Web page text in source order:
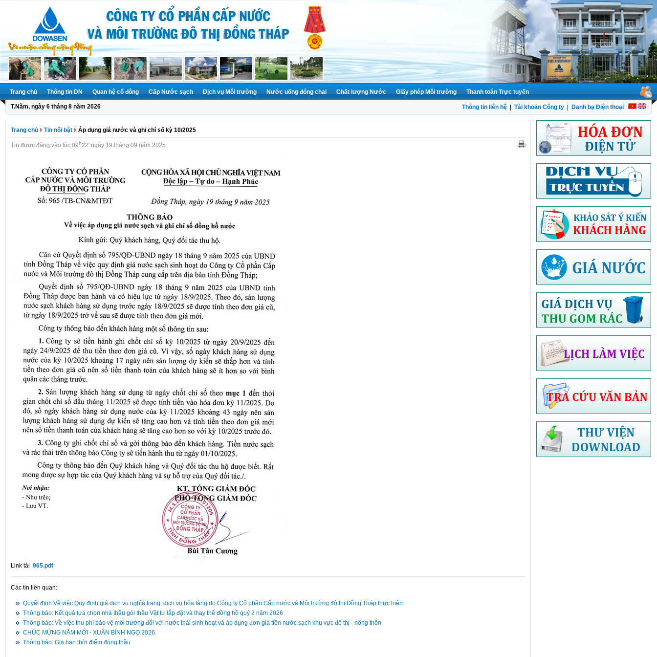
Trang chủ Thông tin DN Quan hệ cổ đông Cấp Nước sạch Dịch vụ Môi trường Nước uống đóng chai Chất lượng Nước Giấy phép Môi trường Thanh toán Trực tuyến
T.Năm, ngày 6 tháng 8 năm 2026 Thông tin liên hệ Tài khoản Công ty Danh bạ Điện thoại
Trang chủ Tin nổi bật Áp dụng giá nước và ghi chỉ số kỳ 10/2025
Tin được đăng vào lúc 09h22' ngày 19 tháng 09 năm 2025
Link tải 965.pdf
Các tin liên quan:
Quyết định Về việc Quy định giá dịch vụ nghĩa trang, dịch vụ hỏa táng do Công ty Cổ phần Cấp nước và Môi trường đô thị Đồng Tháp thực hiện.
Thông báo: Kết quả lựa chọn nhà thầu gói thầu Vật tư lắp đặt và thay thế đồng hồ quý 2 năm 2026
Thông báo: Về việc thu phí bảo vệ môi trường đối với nước thải sinh hoạt và áp dụng đơn giá tiền nước sạch khu vực đô thị - nông thôn
CHÚC MỪNG NĂM MỚI - XUÂN BÍNH NGỌ 2026
Thông báo: Gia hạn thời điểm đóng thầu